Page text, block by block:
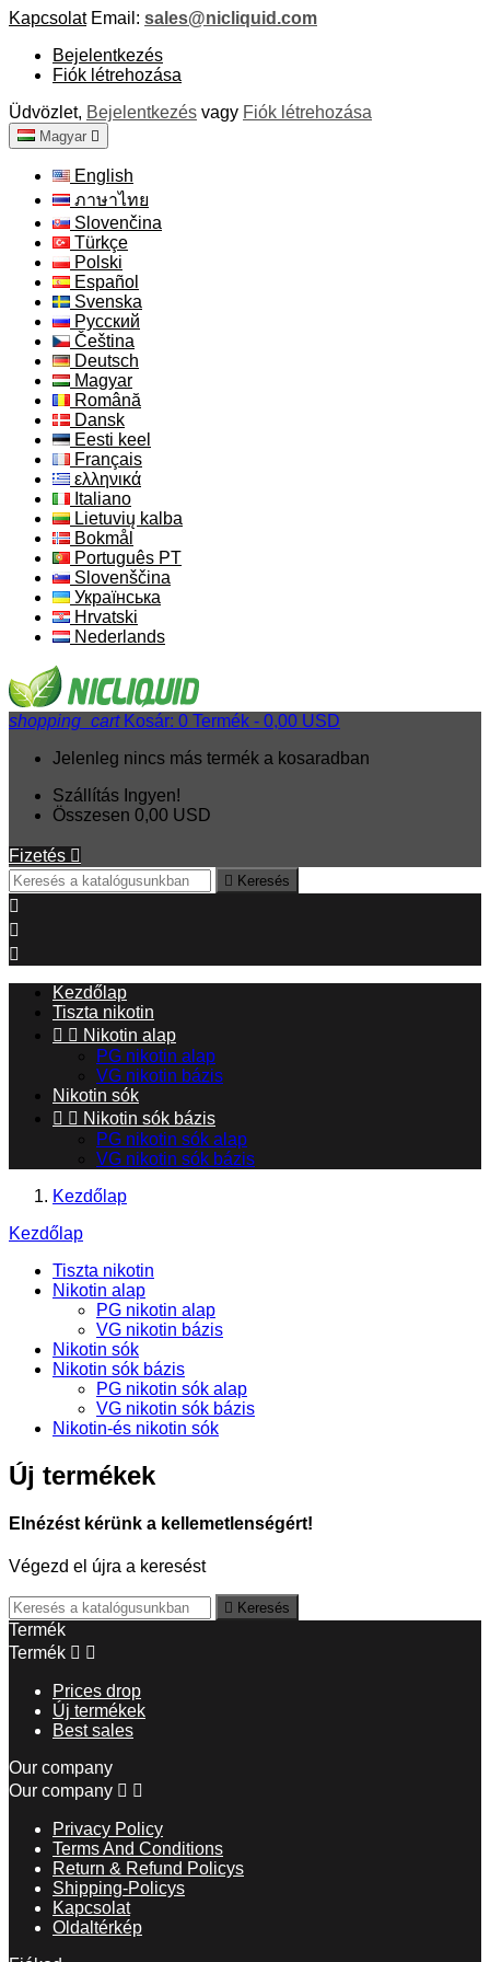
Kapcsolat Email: sales@nicliquid.com
Bejelentkezés
Fiók létrehozása
Üdvözlet, Bejelentkezés vagy Fiók létrehozása
Magyar 
English
ภาษาไทย
Slovenčina
Türkçe
Polski
Español
Svenska
Русский
Čeština
Deutsch
Magyar
Română
Dansk
Eesti keel
Français
ελληνικά
Italiano
Lietuvių kalba
Bokmål
Português PT
Slovenščina
Українська
Hrvatski
Nederlands
shopping_cart Kosár: 0 Termék - 0,00 USD
Jelenleg nincs más termék a kosaradban
Szállítás Ingyen!
Összesen 0,00 USD
Fizetés 
 Keresés



Kezdőlap
Tiszta nikotin
  Nikotin alap
PG nikotin alap
VG nikotin bázis
Nikotin sók
  Nikotin sók bázis
PG nikotin sók alap
VG nikotin sók bázis
Kezdőlap
Kezdőlap
Tiszta nikotin
Nikotin alap
PG nikotin alap
VG nikotin bázis
Nikotin sók
Nikotin sók bázis
PG nikotin sók alap
VG nikotin sók bázis
Nikotin-és nikotin sók
Új termékek
Elnézést kérünk a kellemetlenségért!
Végezd el újra a keresést
 Keresés
Termék
Termék  
Prices drop
Új termékek
Best sales
Our company
Our company  
Privacy Policy
Terms And Conditions
Return & Refund Policys
Shipping-Policys
Kapcsolat
Oldaltérkép